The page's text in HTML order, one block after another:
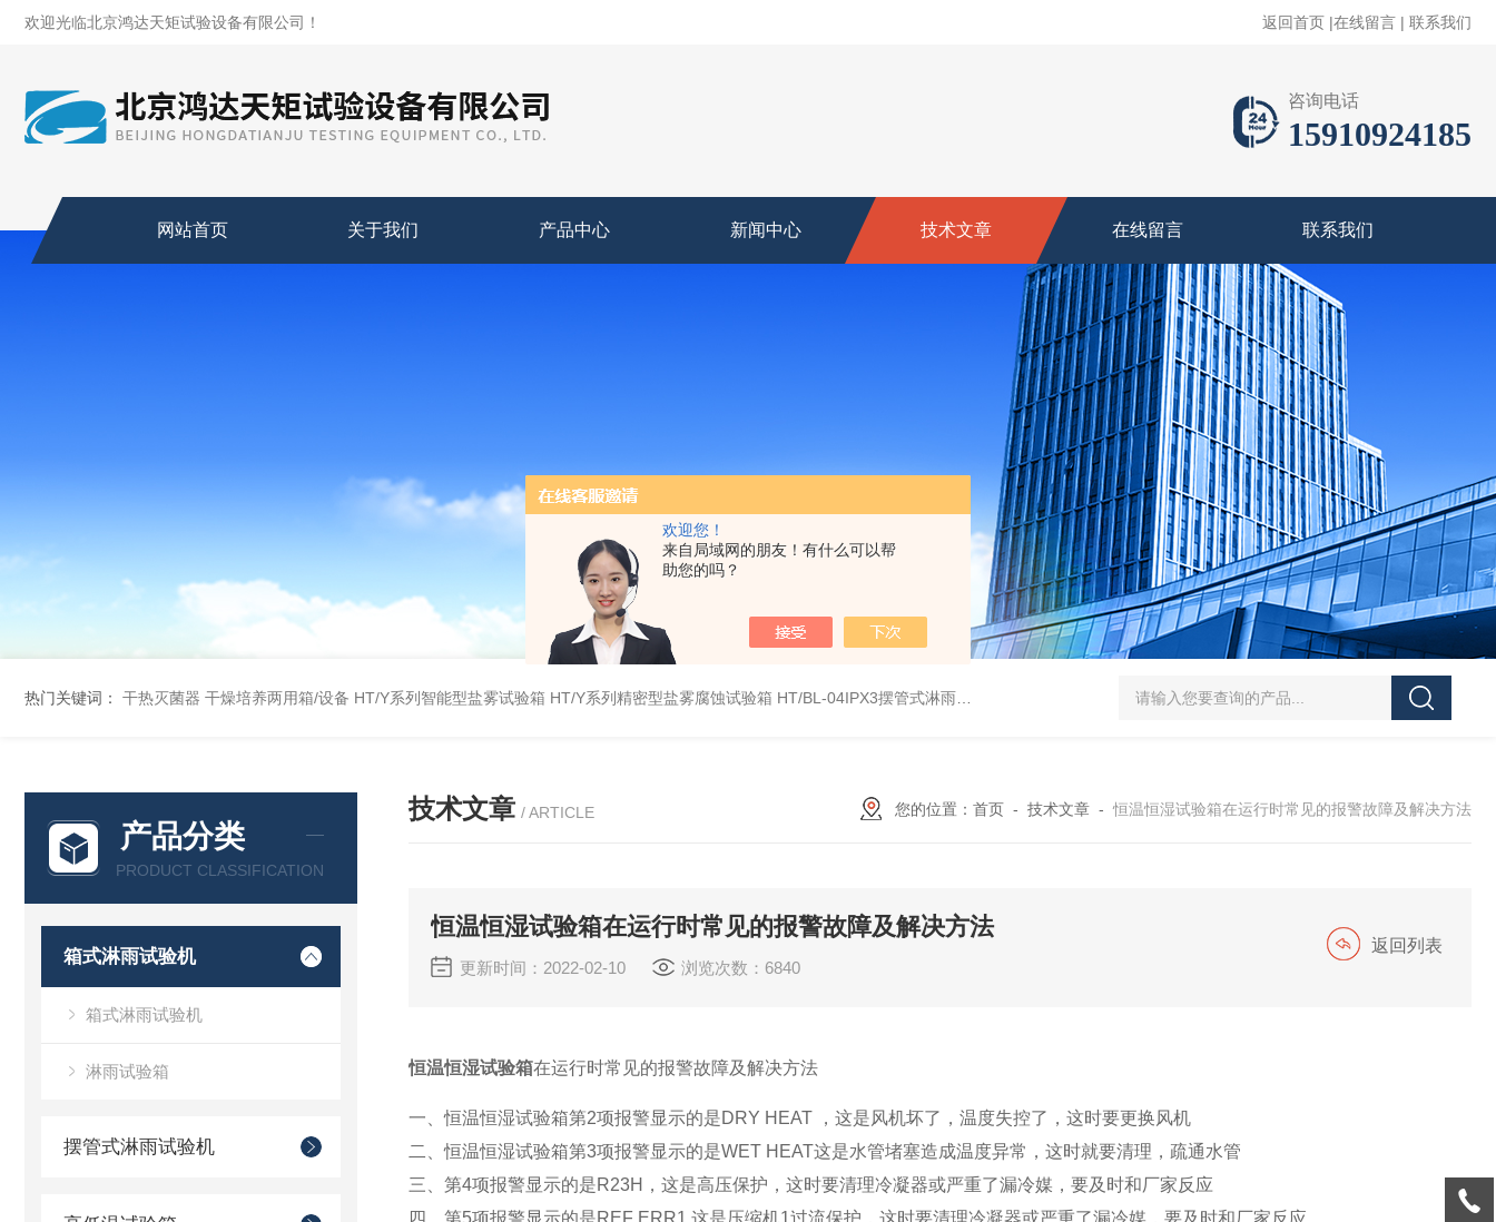
欢迎您！
来自局域网的朋友！有什么可以帮
助您的吗？
欢迎光临北京鸿达天矩试验设备有限公司！ 返回首页 |在线留言 | 联系我们
咨询电话
15910924185
网站首页 关于我们 产品中心 新闻中心 技术文章 在线留言 联系我们
热门关键词： 干热灭菌器 干燥培养两用箱/设备 HT/Y系列智能型盐雾试验箱 HT/Y系列精密型盐雾腐蚀试验箱 HT/BL-04IPX3摆管式淋雨试验机 HT/SC-800砂尘试验机厂家 HT/GDSJ-80天津小型高低温交变湿热试验
产品分类
PRODUCT CLASSIFICATION
箱式淋雨试验机
箱式淋雨试验机
淋雨试验箱
摆管式淋雨试验机
技术文章 / ARTICLE 您的位置： 首页 - 技术文章 -恒温恒湿试验箱在运行时常见的报警故障及解决方法
恒温恒湿试验箱在运行时常见的报警故障及解决方法
更新时间：2022-02-10 浏览次数：6840
返回列表
恒温恒湿试验箱在运行时常见的报警故障及解决方法
一、恒温恒湿试验箱第2项报警显示的是DRY HEAT ，这是风机坏了，温度失控了，这时要更换风机
二、恒温恒湿试验箱第3项报警显示的是WET HEAT这是水管堵塞造成温度异常，这时就要清理，疏通水管
三、第4项报警显示的是R23H，这是高压保护，这时要清理冷凝器或严重了漏冷媒，要及时和厂家反应
四、第5项报警显示的是REF ERR1 这是压缩机1过流保护，这时要清理冷凝器或严重了漏冷媒，要及时和厂家反应